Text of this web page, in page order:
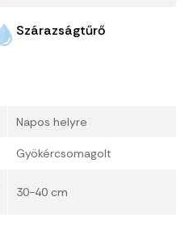
Szárazságtűrő
Napos helyre
Gyökércsomagolt
30-40 cm